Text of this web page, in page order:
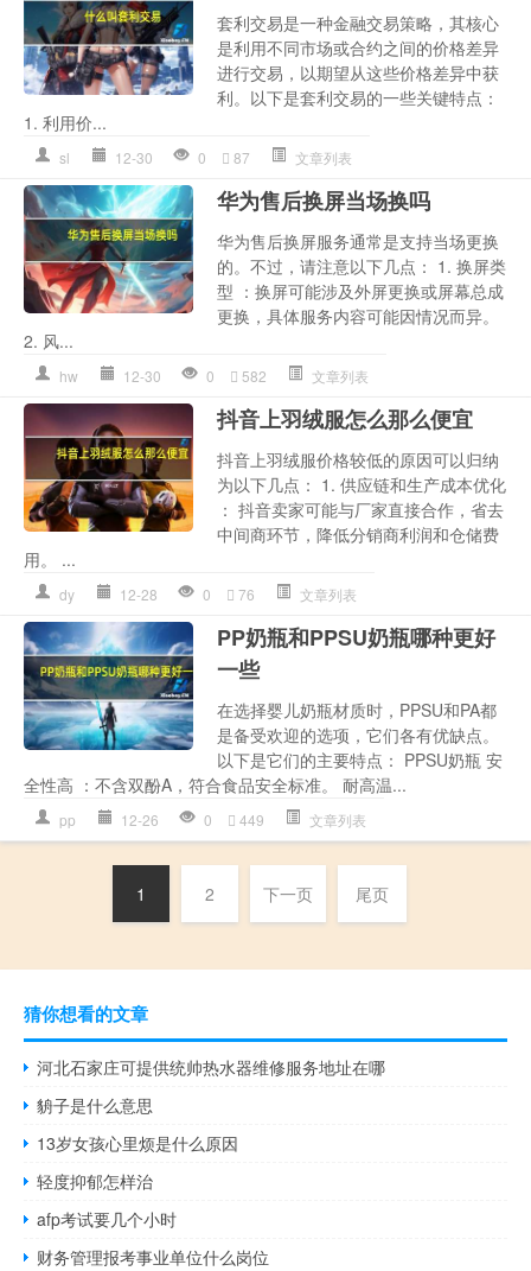
套利交易是一种金融交易策略，其核心
是利用不同市场或合约之间的价格差异
进行交易，以期望从这些价格差异中获
利。以下是套利交易的一些关键特点：
1. 利用价...
sl 12-30 0 87 文章列表
华为售后换屏当场换吗
华为售后换屏服务通常是支持当场更换
的。不过，请注意以下几点： 1. 换屏类
型 ：换屏可能涉及外屏更换或屏幕总成
更换，具体服务内容可能因情况而异。
2. 风...
hw 12-30 0 582 文章列表
抖音上羽绒服怎么那么便宜
抖音上羽绒服价格较低的原因可以归纳
为以下几点： 1. 供应链和生产成本优化
： 抖音卖家可能与厂家直接合作，省去
中间商环节，降低分销商利润和仓储费
用。 ...
dy 12-28 0 76 文章列表
PP奶瓶和PPSU奶瓶哪种更好
一些
在选择婴儿奶瓶材质时，PPSU和PA都
是备受欢迎的选项，它们各有优缺点。
以下是它们的主要特点： PPSU奶瓶 安
全性高 ：不含双酚A，符合食品安全标准。 耐高温...
pp 12-26 0 449 文章列表
1 2 下一页 尾页
猜你想看的文章
河北石家庄可提供统帅热水器维修服务地址在哪
貈子是什么意思
13岁女孩心里烦是什么原因
轻度抑郁怎样治
afp考试要几个小时
财务管理报考事业单位什么岗位